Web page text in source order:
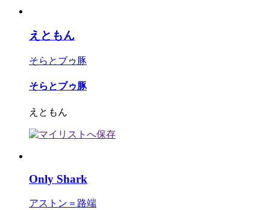
えともん
そらとブゥ豚
そらとブゥ豚
えともん
Only Shark
アストン＝路端